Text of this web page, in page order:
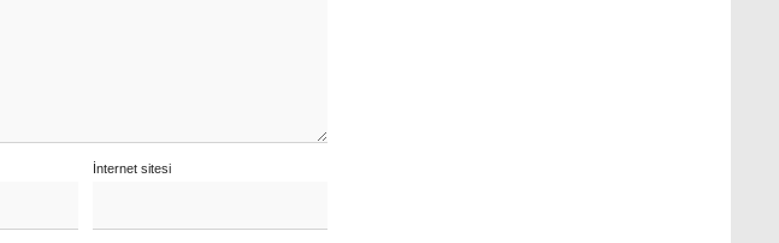
İnternet sitesi